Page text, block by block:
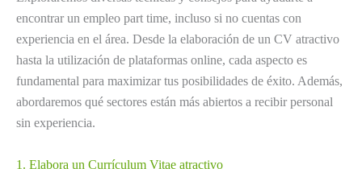
encontrar un empleo part time, incluso si no cuentas con
experiencia en el área. Desde la elaboración de un CV atractivo
hasta la utilización de plataformas online, cada aspecto es
fundamental para maximizar tus posibilidades de éxito. Además,
abordaremos qué sectores están más abiertos a recibir personal
sin experiencia.
1. Elabora un Currículum Vitae atractivo